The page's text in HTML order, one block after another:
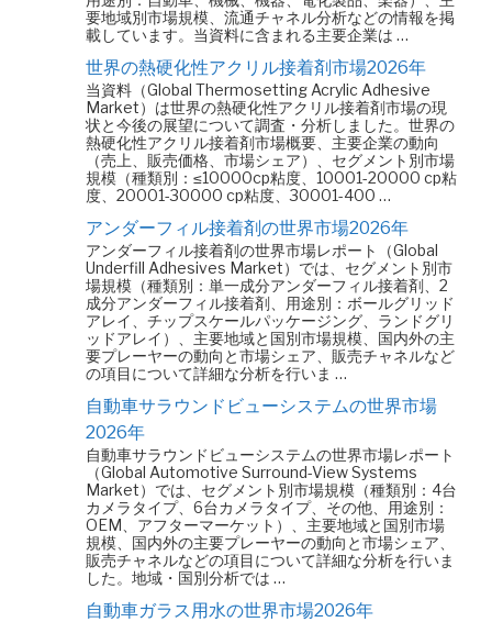
要地域別市場規模、流通チャネル分析などの情報を掲
載しています。当資料に含まれる主要企業は …
世界の熱硬化性アクリル接着剤市場2026年
当資料（Global Thermosetting Acrylic Adhesive
Market）は世界の熱硬化性アクリル接着剤市場の現
状と今後の展望について調査・分析しました。世界の
熱硬化性アクリル接着剤市場概要、主要企業の動向
（売上、販売価格、市場シェア）、セグメント別市場
規模（種類別：≤10000cp粘度、10001-20000 cp粘
度、20001-30000 cp粘度、30001-400 …
アンダーフィル接着剤の世界市場2026年
アンダーフィル接着剤の世界市場レポート（Global
Underfill Adhesives Market）では、セグメント別市
場規模（種類別：単一成分アンダーフィル接着剤、2
成分アンダーフィル接着剤、用途別：ボールグリッド
アレイ、チップスケールパッケージング、ランドグリ
ッドアレイ）、主要地域と国別市場規模、国内外の主
要プレーヤーの動向と市場シェア、販売チャネルなど
の項目について詳細な分析を行いま …
自動車サラウンドビューシステムの世界市場
2026年
自動車サラウンドビューシステムの世界市場レポート
（Global Automotive Surround-View Systems
Market）では、セグメント別市場規模（種類別：4台
カメラタイプ、6台カメラタイプ、その他、用途別：
OEM、アフターマーケット）、主要地域と国別市場
規模、国内外の主要プレーヤーの動向と市場シェア、
販売チャネルなどの項目について詳細な分析を行いま
した。地域・国別分析では …
自動車ガラス用水の世界市場2026年